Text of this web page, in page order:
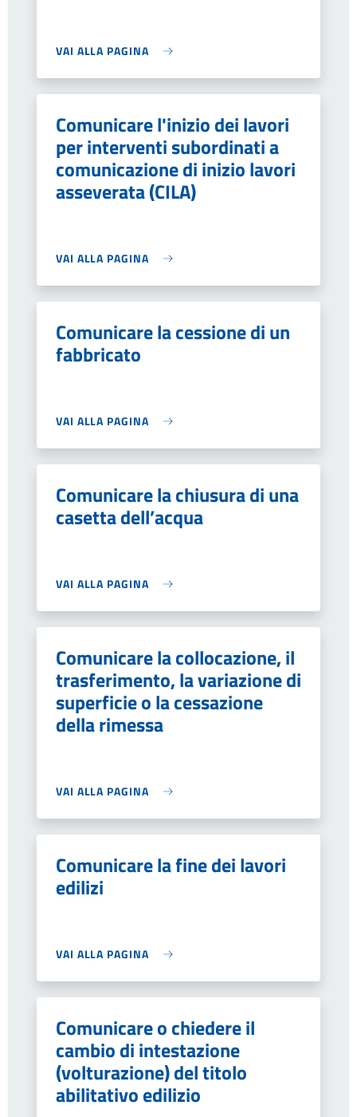
VAI ALLA PAGINA
Comunicare l'inizio dei lavori
per interventi subordinati a
comunicazione di inizio lavori
asseverata (CILA)
VAI ALLA PAGINA
Comunicare la cessione di un
fabbricato
VAI ALLA PAGINA
Comunicare la chiusura di una
casetta dell’acqua
VAI ALLA PAGINA
Comunicare la collocazione, il
trasferimento, la variazione di
superficie o la cessazione
della rimessa
VAI ALLA PAGINA
Comunicare la fine dei lavori
edilizi
VAI ALLA PAGINA
Comunicare o chiedere il
cambio di intestazione
(volturazione) del titolo
abilitativo edilizio